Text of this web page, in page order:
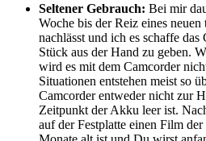
Seltener Gebrauch: Bei mir
Woche bis der Reiz eines neuen
nachlässt und ich es schaffe
Stück aus der Hand zu geben.
wird es mit dem Camcorder
Situationen entstehen meist so
Camcorder entweder nicht zur
Zeitpunkt der Akku leer ist.
auf der Festplatte einen Film